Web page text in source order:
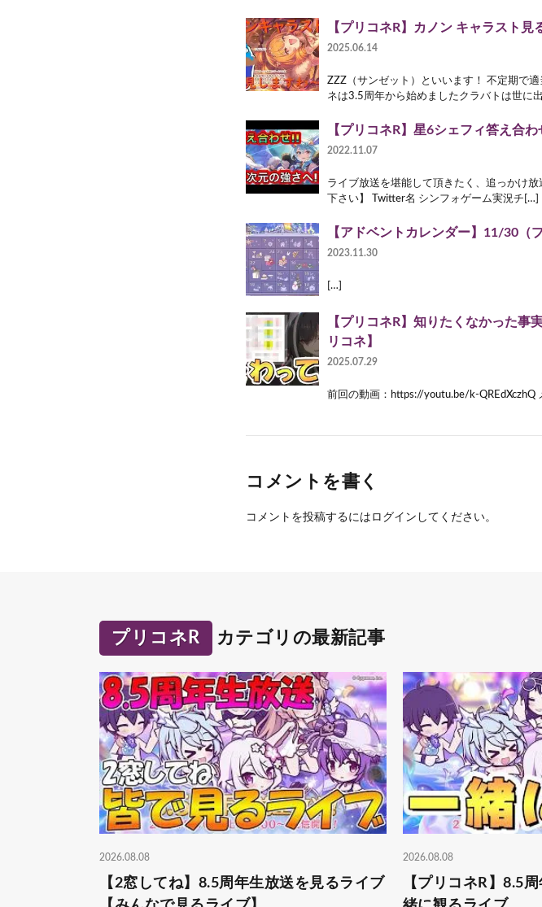
【プリコネR】カノン キャラスト
2025.06.14
ZZZ（サンゼット）といいます！ 不定期で
ネは3.5周年から始めましたクラバトは世に
【プリコネR】星6シェフィ答え合
2022.11.07
ライブ放送を堪能して頂きたく、追っかけ
下さい】 Twitter名 シンフォゲーム実況チ[…]
【アドベントカレンダー】11/30（
2023.11.30
[…]
【プリコネR】知りたくなかった事
リコネ】
2025.07.29
前回の動画：https://youtu.be/k-
コメントを書く
コメントを投稿するには ログイン してください。
プリコネR カテゴリの最新記事
2026.08.08
【2窓してね】8.5周年生放送を見るライブ
2026.08.08
【プリコネR】8.5